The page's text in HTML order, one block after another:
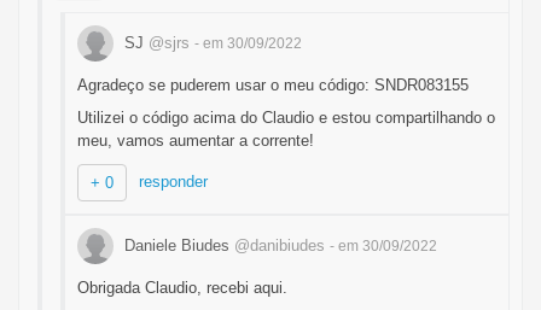
SJ @sjrs - em 30/09/2022
Agradeço se puderem usar o meu código: SNDR083155
Utilizei o código acima do Claudio e estou compartilhando o
meu, vamos aumentar a corrente!
+ 0 responder
Daniele Biudes @danibiudes - em 30/09/2022
Obrigada Claudio, recebi aqui.